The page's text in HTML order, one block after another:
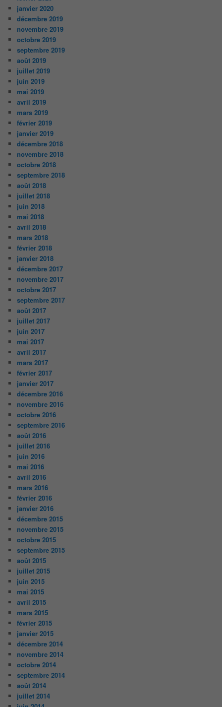
janvier 2020
décembre 2019
novembre 2019
octobre 2019
septembre 2019
août 2019
juillet 2019
juin 2019
mai 2019
avril 2019
mars 2019
février 2019
janvier 2019
décembre 2018
novembre 2018
octobre 2018
septembre 2018
août 2018
juillet 2018
juin 2018
mai 2018
avril 2018
mars 2018
février 2018
janvier 2018
décembre 2017
novembre 2017
octobre 2017
septembre 2017
août 2017
juillet 2017
juin 2017
mai 2017
avril 2017
mars 2017
février 2017
janvier 2017
décembre 2016
novembre 2016
octobre 2016
septembre 2016
août 2016
juillet 2016
juin 2016
mai 2016
avril 2016
mars 2016
février 2016
janvier 2016
décembre 2015
novembre 2015
octobre 2015
septembre 2015
août 2015
juillet 2015
juin 2015
mai 2015
avril 2015
mars 2015
février 2015
janvier 2015
décembre 2014
novembre 2014
octobre 2014
septembre 2014
août 2014
juillet 2014